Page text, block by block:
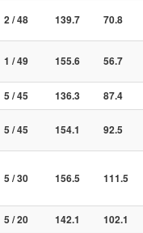
2 / 48 139.7 70.8
1 / 49 155.6 56.7
5 / 45 136.3
87.4
5 / 45 154.1 92.5
5 / 30 156.5 111.5
5 / 20 142.1
102.1